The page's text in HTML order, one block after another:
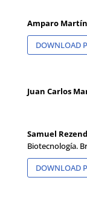
Amparo
DOWNLOAD
Juan Carlos
Samuel
Biotecnología.
DOWNLOAD